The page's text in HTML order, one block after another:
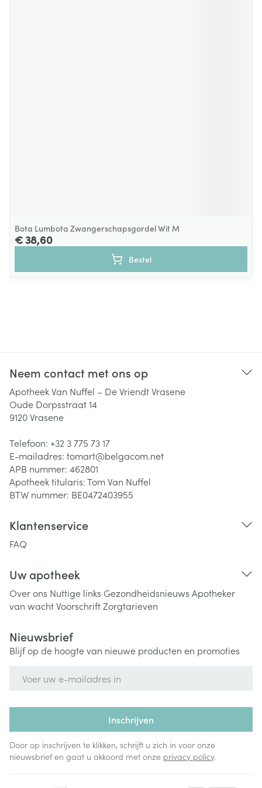
Bota Lumbota Zwangerschapsgordel Wit M
€ 38,60
Bestel
Neem contact met ons op
Apotheek Van Nuffel – De Vriendt Vrasene
Oude Dorpsstraat 14
9120Vrasene
Telefoon: +32 3 775 73 17
E-mailadres: tomart@belgacom.net
APB nummer: 462801
Apotheek titularis:Tom Van Nuffel
BTW nummer: BE0472403955
Klantenservice
FAQ
Uw apotheek
Over ons Nuttige links Gezondheidsnieuws Apotheker
van wachtVoorschriftZorgtarieven
Nieuwsbrief
Blijf op de hoogte van nieuwe producten en promoties
Inschrijven
Door op inschrijven te klikken, schrijft u zich in voor onze
nieuwsbrief en gaat u akkoord met onze privacy policy.